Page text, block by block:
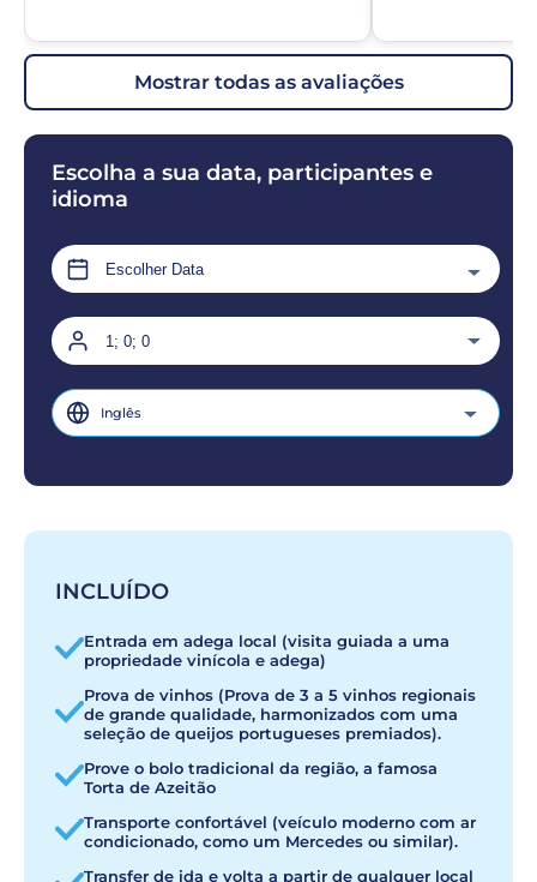
mostrar todas as avaliações
Escolha a sua data, participantes e
idioma
Inglês
INCLUÍDO
Entrada em adega local (visita guiada a uma
propriedade vinícola e adega)
Prova de vinhos (Prova de 3 a 5 vinhos regionais
de grande qualidade, harmonizados com uma
seleção de queijos portugueses premiados).
Prove o bolo tradicional da região, a famosa
Torta de Azeitão
Transporte confortável (veículo moderno com ar
condicionado, como um Mercedes ou similar).
Transfer de ida e volta a partir de qualquer local